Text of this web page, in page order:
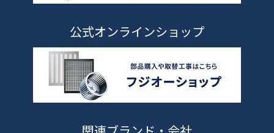
公式オンラインショップ